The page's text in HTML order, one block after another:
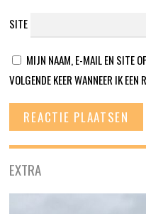
SITE
MIJN NAAM, E-MAIL EN SITE
VOLGENDE KEER WANNEER IK EEN
EXTRA